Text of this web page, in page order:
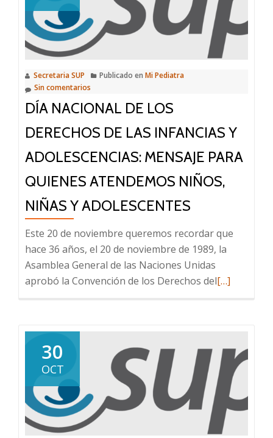
Derechos
de
las
Infancias
mensaje
para
los
adultos
Secretaria SUP Publicado en Mi Pediatra
Sin comentarios
DÍA NACIONAL DE LOS
DERECHOS DE LAS INFANCIAS Y
ADOLESCENCIAS: MENSAJE PARA
QUIENES ATENDEMOS NIÑOS,
NIÑAS Y ADOLESCENTES
Este 20 de noviembre queremos recordar que
hace 36 años, el 20 de noviembre de 1989, la
Asamblea General de las Naciones Unidas
aprobó la Convención de los Derechos delLeer
de
los
Derechos
de
las
[…]
30
OCT